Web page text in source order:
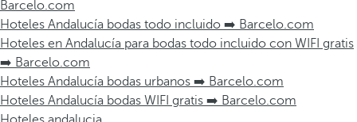
Barcelo.com
Hoteles Andalucía bodas todo incluido ➡️ Barcelo.com
Hoteles en Andalucía para bodas todo incluido con WIFI gratis
➡️ Barcelo.com
Hoteles Andalucía bodas urbanos ➡️ Barcelo.com
Hoteles Andalucía bodas WIFI gratis ➡️ Barcelo.com